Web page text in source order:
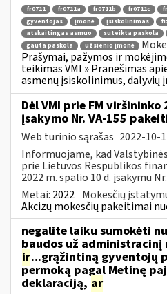
fr0711 fr0711a fr0711b fr0711c
gyventojas
įmonė įsiskolinimas
atskaitingas asmuo
suteikta paskola
gauta paskola
užsienio įmonė
Prašymai, pažymos ir
teikimas VMI » Pranešimas
asmenų įsiskolinimus, dalyvių
Dėl VMI prie FM viršininko
įsakymo Nr. VA-155
Web turinio sąrašas 2022-10-
Informuojame, kad Valstybinės
prie Lietuvos Respublikos
2022 m. spalio 10 d. įsakymu
Metai: 2022 Mokesčių
Akcizų mokesčių pakeitimai
negalite laiku sumokėti
baudos už administracinį
ir...grąžintiną gyventojų
permoką pagal Metinę
deklaraciją, ar